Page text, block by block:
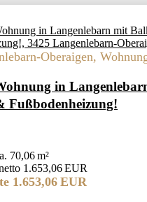
Oberaigen,
in
Fußbodenheizung!
70,06 m²
1.653,06 EUR
1.653,06 EUR